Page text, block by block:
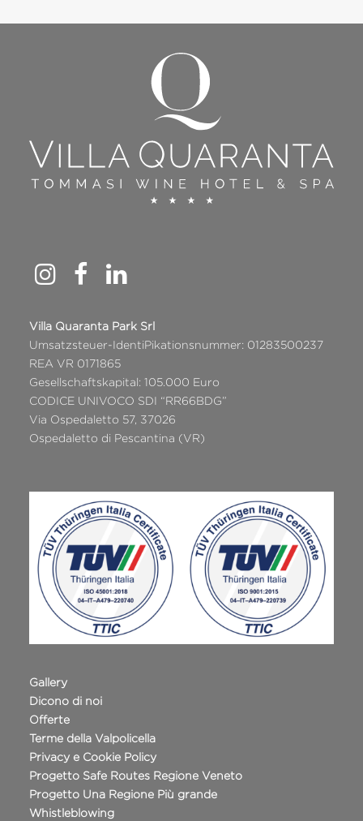
Villa Quaranta Park Srl
Umsatzsteuer-IdentiPikationsnummer: 01283500237
REA VR 0171865
Gesellschaftskapital: 105.000 Euro
CODICE UNIVOCO SDI “RR66BDG”
Via Ospedaletto 57, 37026
Ospedaletto di Pescantina (VR)
Gallery
Dicono di noi
Offerte
Terme della Valpolicella
Privacy e Cookie Policy
Progetto Safe Routes Regione Veneto
Progetto Una Regione Più grande
Whistleblowing